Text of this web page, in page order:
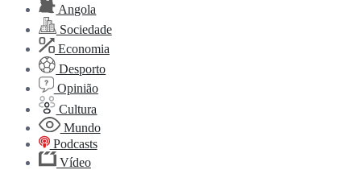
Angola
Sociedade
Economia
Desporto
Opinião
Cultura
Mundo
Podcasts
Vídeo